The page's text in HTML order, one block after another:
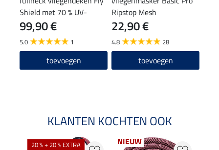
Shield met 70 % UV-
bescherming
99,90 €
5.0 1
toevoegen
Ripstop Mesh
22,90 €
4.8 28
toevoegen
KLANTEN KOCHTEN OOK
20 % + 20 % EXTRA NIEUW